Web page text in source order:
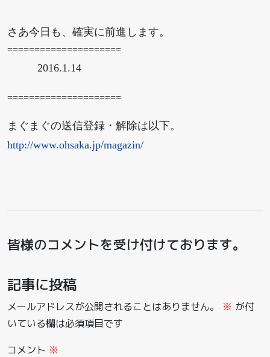
さあ今日も、確実に前進します。
=====================
2016.1.14
=====================
まぐまぐの送信登録・解除は以下。
http://www.ohsaka.jp/magazin/
皆様のコメントを受け付けております。
記事に投稿
メールアドレスが公開されることはありません。 ※ が付
いている欄は必須項目です
コメント ※